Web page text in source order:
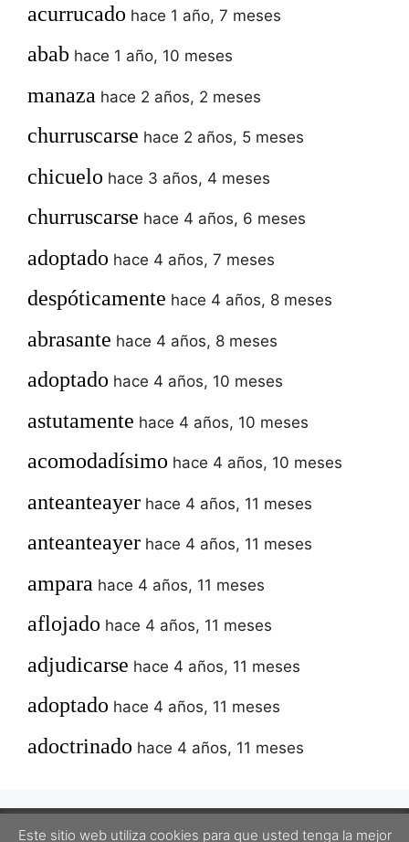
acurrucado hace 1 año, 7 meses
abab hace 1 año, 10 meses
manaza hace 2 años, 2 meses
churruscarse hace 2 años, 5 meses
chicuelo hace 3 años, 4 meses
churruscarse hace 4 años, 6 meses
adoptado hace 4 años, 7 meses
despóticamente hace 4 años, 8 meses
abrasante hace 4 años, 8 meses
adoptado hace 4 años, 10 meses
astutamente hace 4 años, 10 meses
acomodadísimo hace 4 años, 10 meses
anteanteayer hace 4 años, 11 meses
anteanteayer hace 4 años, 11 meses
ampara hace 4 años, 11 meses
aflojado hace 4 años, 11 meses
adjudicarse hace 4 años, 11 meses
adoptado hace 4 años, 11 meses
adoctrinado hace 4 años, 11 meses
Este sitio web utiliza cookies para que usted tenga la mejor